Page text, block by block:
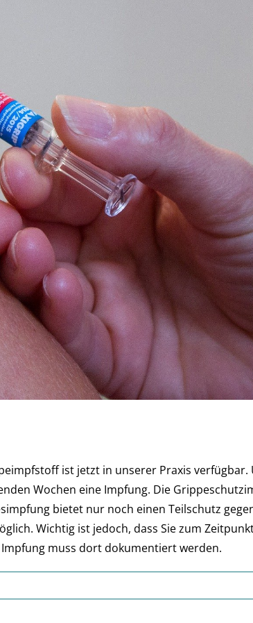
ist jetzt in unserer Praxis verfügbar.
Wochen eine Impfung. Die
bietet nur noch einen Teilschutz
Wichtig ist jedoch, dass Sie zum
muss dort dokumentiert werden.